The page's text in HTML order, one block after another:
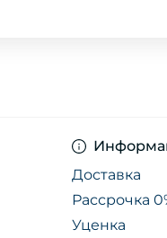
Доставка
Рассрочка
Уценка